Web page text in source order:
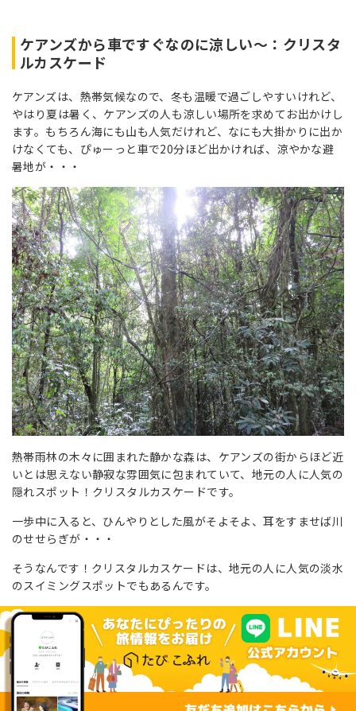
ケアンズから車ですぐなのに涼しい～： クリスタ
ルカスケード
ケアンズは、熱帯気候なので、冬も温暖で過ごしやすいけれど、
やはり夏は暑く、ケアンズの人も涼しい場所を求めてお出かけし
ます。もちろん海にも山も人気だけれど、なにも大掛かりに出か
けなくても、ぴゅーっと車で20分ほど出かければ、涼やかな避
暑地が・・・
熱帯雨林の木々に囲まれた静かな森は、ケアンズの街からほど近
いとは思えない静寂な雰囲気に包まれていて、地元の人に人気の
隠れスポット！クリスタルカスケードです。
一歩中に入ると、ひんやりとした風がそよそよ、耳をすませば川
のせせらぎが・・・
そうなんです！クリスタルカスケードは、地元の人に人気の淡水
のスイミングスポットでもあるんです。